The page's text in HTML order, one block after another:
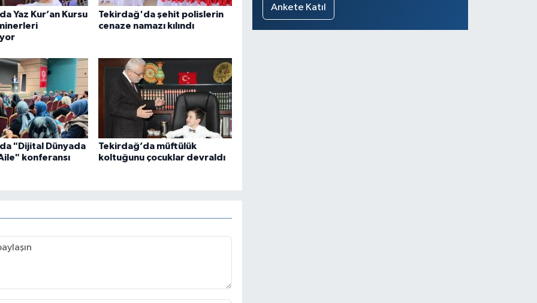
Yaz Kur’an Kursu
Tekirdağ'da şehit polislerin
cenaze namazı kılındı
"Dijital Dünyada
konferansı
Tekirdağ’da müftülük
koltuğunu çocuklar devraldı
Ankete Katıl